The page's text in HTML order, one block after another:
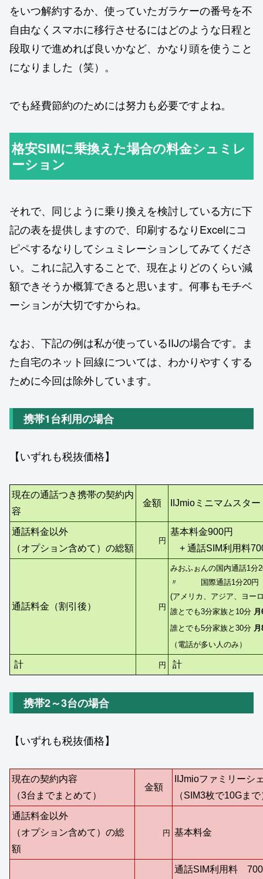
をいつ解約するか、使っていたガラケーの番号を不
自由なくスマホに移行させるにはどのような日程と
段取りで進めれば良いかなど、かなり頭を使うこと
になりました（笑）。
でも経費節約のためには努力も必要ですよね。
格安SIMに乗換えた場合の料金シュミレ
ーション
それで、同じように乗り換えを検討している方に下
記の表を提供しますので、印刷するなりExcelにコ
ピペするなりしてシュミレーションしてみてくださ
い。これに記入することで、現在よりどのくらい減
額できそうか概算できると思います。何事もモチベ
ーションが大切ですからね。
なお、下記の例は私が使っているIIJの場合です。ま
た自宅のネット回線については、わかりやすくする
ために今回は除外しています。
携帯1台利用の場合
【いずれも税抜価格】
現在の通話つき携帯の契約内
容
金額 IIJmioミニマムスタ
通話料金以外
（オプション含めて）の総額
円
基本料金900円
+ 通話SIM利用料
通話料金（割引後） 円
みおふぉんの国内通話1分
〃 国際通話1分20円
(アメリカ、アジア、ヨー
誰とでも3分家族と10分
誰とでも5分家族と30分
（電話が多い人のみ）
計 円 計
携帯2～3台の場合
【いずれも税抜価格】
現在の契約内容
（3台までまとめて）
金額
IIJmioファミリーシ
（SIM3枚で10Gまで
通話料金以外
（オプション含めて）の総
額
円 基本料金
通話SIM利用料